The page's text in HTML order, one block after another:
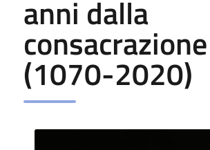
anni dalla
consacrazione
(1070-2020)